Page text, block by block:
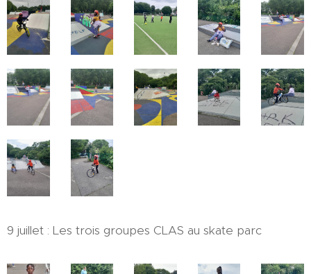
9 juillet : Les trois groupes CLAS au skate parc